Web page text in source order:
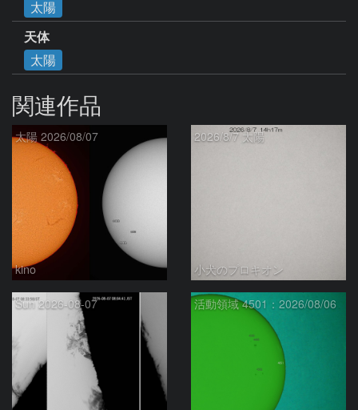
太陽
天体
太陽
関連作品
太陽 2026/08/07
kino
2026/8/7 太陽
小犬のプロキオン
Sun 2026-08-07 活動領域 4501：2026/08/06